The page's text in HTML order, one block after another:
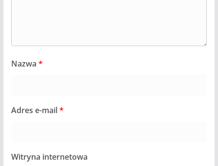
Nazwa *
Adres e-mail*
Witryna internetowa